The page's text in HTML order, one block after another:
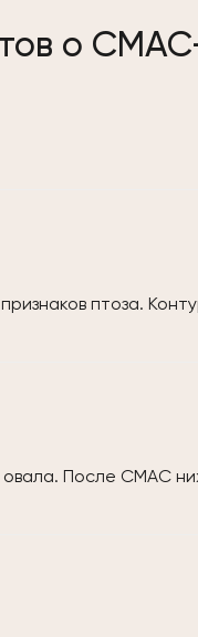
о
птоза.
овала. После СМАС